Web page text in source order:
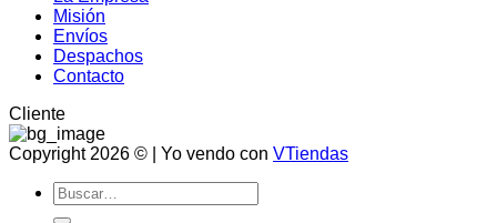
Misión
Envíos
Despachos
Contacto
Cliente
Copyright 2026 © | Yo vendo con VTiendas
Buscar
por: